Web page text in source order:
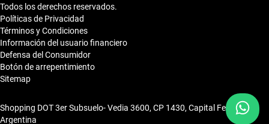
Todos los derechos reservados.
Políticas de Privacidad
Términos y Condiciones
Información del usuario financiero
Defensa del Consumidor
Botón de arrepentimiento
Sitemap
Shopping DOT 3er Subsuelo- Vedia 3600, CP 1430, Capital Federal,
Argentina